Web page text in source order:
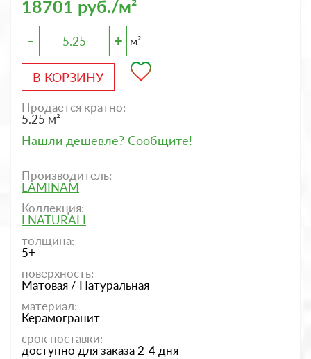
18701 руб./м²
- + м²
В КОРЗИНУ
Продается кратно:
5.25 м²
Нашли дешевле? Сообщите!
Производитель:
LAMINAM
Коллекция:
I NATURALI
толщина:
5+
поверхность:
Матовая / Натуральная
материал:
Керамогранит
срок поставки:
доступно для заказа 2-4 дня